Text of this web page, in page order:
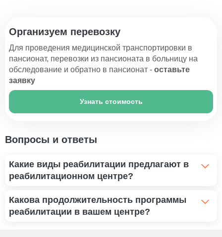
Организуем перевозку
Для проведения медицинской транспортировки в
пансионат, перевозки из пансионата в больницу на
обследование и обратно в пансионат - оставьте
заявку
Узнать стоимость
Вопросы и ответы
Какие виды реабилитации предлагают в
реабилитационном центре?
профессиональный уход за пациентами с
хроническими заболеваниями, а также
Какова продолжительность программы
реабилитации в вашем центре?